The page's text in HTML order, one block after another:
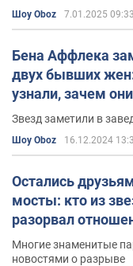
Шоу Oboz 7.01.2025 09:33
Бена Аффлека
двух бывших
узнали, зачем
Звезд заметили в
Шоу Oboz 16.12.2024
Остались
мосты: кто из
разорвал
Многие знаменитые
новостями о разрыве